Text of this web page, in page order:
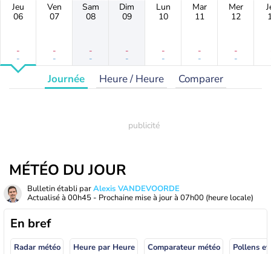
Jeu
06
-
-
Ven
07
-
-
Sam
08
-
-
Dim
09
-
-
Lun
10
-
-
Mar
11
-
-
Mer
12
-
-
Journée Heure / Heure Comparer
MÉTÉO DU JOUR
Bulletin établi parAlexis VANDEVOORDE
Actualisé à 00h45 - Prochaine mise à jour à 07h00 (heure locale)
En bref
Radar météo Heure par Heure Comparateur météo Pollens